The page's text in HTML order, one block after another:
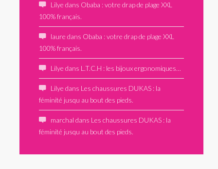
Lilye dans Obaba : votre drap de plage XXL
100% français.
laure dans Obaba : votre drap de plage XXL
100% français.
Lilye dans L.T.C.H : les bijoux ergonomiques…
Lilye dans Les chaussures DUKAS : la
féminité jusqu au bout des pieds.
marchal dans Les chaussures DUKAS : la
féminité jusqu au bout des pieds.